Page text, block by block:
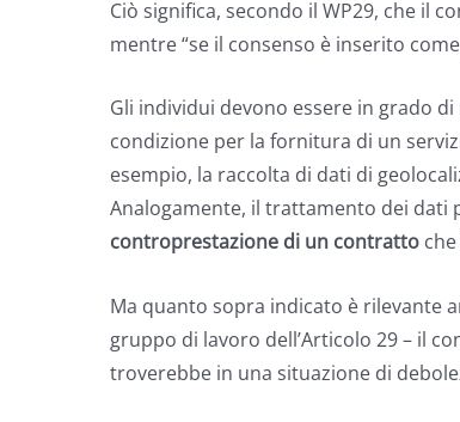
Ciò significa, secondo il WP29, che il
mentre “se il consenso è inserito
Gli individui devono essere in grado
condizione per la fornitura di un
esempio, la raccolta di dati di
Analogamente, il trattamento dei dati
controprestazione di un contratto
Ma quanto sopra indicato è rilevante
gruppo di lavoro dell’Articolo 29 – il
troverebbe in una situazione di